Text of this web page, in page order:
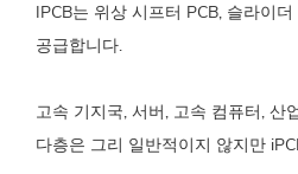
IPCB는 위상 시프터 PCB, 슬라이
공급합니다.
고속 기지국, 서버, 고속 컴퓨터, 산
다층은 그리 일반적이지 않지만